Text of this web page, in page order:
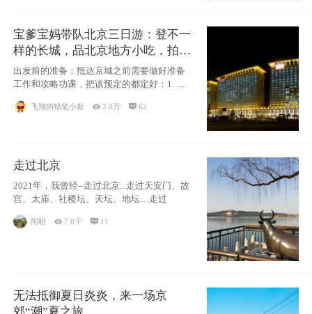
宝爹宝妈带队北京三日游：登不一
样的长城，品北京地方小吃，拍盘
古七星夜景！
出发前的准备：抵达京城之前需要做好准备
工作和攻略功课，把该预定的都定好：1. 酒
飞翔的蜡笔小新 2.8万 62
走过北京
2021年，我曾经--走过北京...走过天安门、故
宫、太庙、社稷坛、天坛、地坛…走过
阿眀 7.8千  11
无法抵御夏日炎炎，来一场京